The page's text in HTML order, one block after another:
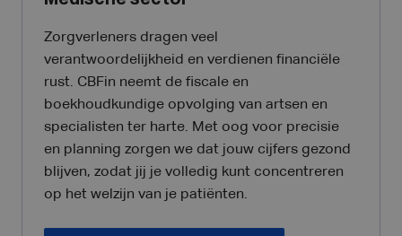
Zorgverleners dragen veel
verantwoordelijkheid en verdienen financiële
rust. CBFin neemt de fiscale en
boekhoudkundige opvolging van artsen en
specialisten ter harte. Met oog voor precisie
en planning zorgen we dat jouw cijfers gezond
blijven, zodat jij je volledig kunt concentreren
op het welzijn van je patiënten.